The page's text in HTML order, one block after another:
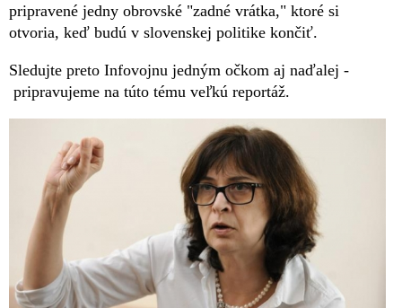
pripravené jedny obrovské "zadné vrátka," ktoré si
otvoria, keď budú v slovenskej politike končiť.
Sledujte preto Infovojnu jedným očkom aj naďalej -
pripravujeme na túto tému veľkú reportáž.